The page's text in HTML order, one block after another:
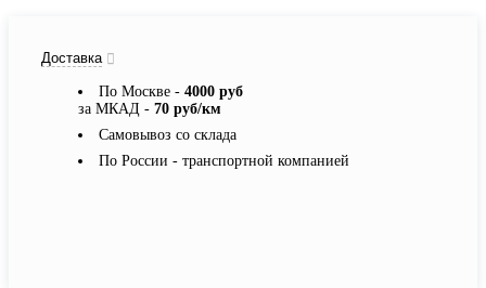
Доставка
По Москве - 4000 руб
за МКАД - 70 руб/км
Самовывоз со склада
По России - транспортной компанией